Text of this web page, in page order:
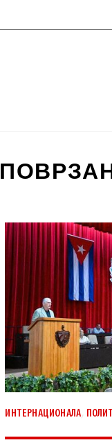
ИНТЕРНАЦИОНАЛА